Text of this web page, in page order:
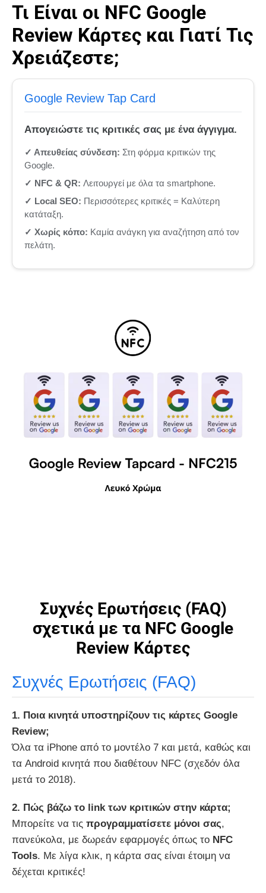
Τι Είναι οι NFC Google
Review Κάρτες και Γιατί Τις
Χρειάζεστε;
Google Review Tap Card
Απογειώστε τις κριτικές σας με ένα άγγιγμα.
✓ Απευθείας σύνδεση: Στη φόρμα κριτικών της
Google.
✓ NFC & QR: Λειτουργεί με όλα τα smartphone.
✓ Local SEO: Περισσότερες κριτικές = Καλύτερη
κατάταξη.
✓ Χωρίς κόπο: Καμία ανάγκη για αναζήτηση από τον
πελάτη.
Συχνές Ερωτήσεις (FAQ)
σχετικά με τα NFC Google
Review Κάρτες
Συχνές Ερωτήσεις (FAQ)
1. Ποια κινητά υποστηρίζουν τις κάρτες Google
Review;
Όλα τα iPhone από το μοντέλο 7 και μετά, καθώς και
τα Android κινητά που διαθέτουν NFC (σχεδόν όλα
μετά το 2018).
2. Πώς βάζω το link των κριτικών στην κάρτα;
Μπορείτε να τις προγραμματίσετε μόνοι σας,
πανεύκολα, με δωρεάν εφαρμογές όπως το NFC
Tools. Με λίγα κλικ, η κάρτα σας είναι έτοιμη να
δέχεται κριτικές!